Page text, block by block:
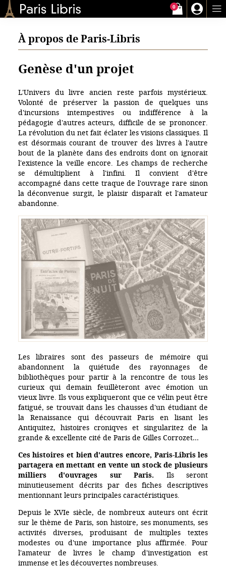
Paris-Libris
0
À propos de Paris-Libris
Genèse d'un projet
L'Univers du livre ancien reste parfois mystérieux.
Volonté de préserver la passion de quelques uns
d'incursions intempestives ou indifférence à la
pédagogie d'autres acteurs, difficile de se prononcer.
La révolution du net fait éclater les visions classiques. Il
est désormais courant de trouver des livres à l'autre
bout de la planète dans des endroits dont on ignorait
l'existence la veille encore. Les champs de recherche
se démultiplient à l'infini. Il convient d'être
accompagné dans cette traque de l'ouvrage rare sinon
la déconvenue surgit, le plaisir disparaît et l'amateur
abandonne.
Les libraires sont des passeurs de mémoire qui
abandonnent la quiétude des rayonnages de
bibliothèques pour partir à la rencontre de tous les
curieux qui demain feuillèteront avec émotion un
vieux livre. Ils vous expliqueront que ce vélin peut être
fatigué, se trouvait dans les chausses d'un étudiant de
la Renaissance qui découvrait Paris en lisant les
Antiquitez, histoires croniqves et singularitez de la
grande & excellente cité de Paris de Gilles Corrozet…
Ces histoires et bien d'autres encore, Paris-Libris les
partagera en mettant en vente un stock de plusieurs
milliers d'ouvrages sur Paris. Ils seront
minutieusement décrits par des fiches descriptives
mentionnant leurs principales caractéristiques.
Depuis le XVIe siècle, de nombreux auteurs ont écrit
sur le thème de Paris, son histoire, ses monuments, ses
activités diverses, produisant de multiples textes
modestes ou d'une importance plus affirmée. Pour
l'amateur de livres le champ d'investigation est
immense et les découvertes nombreuses.